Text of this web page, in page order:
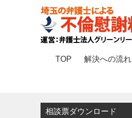
TOP 解決への流れ
相談票ダウンロード